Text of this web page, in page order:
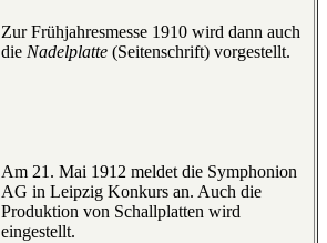
Zur Frühjahresmesse 1910 wird dann auch
die Nadelplatte (Seitenschrift) vorgestellt.
Am 21. Mai 1912 meldet die Symphonion
AG in Leipzig Konkurs an. Auch die
Produktion von Schallplatten wird
eingestellt.